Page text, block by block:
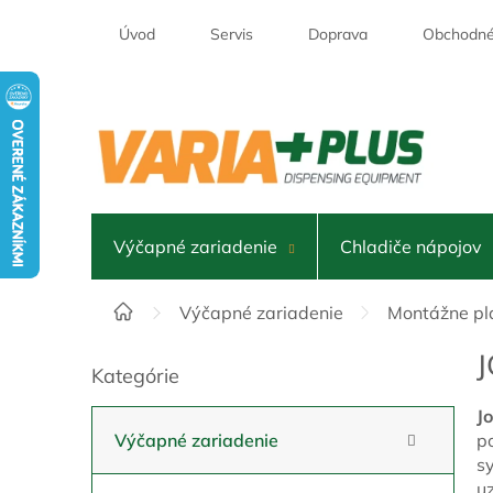
Úvod Servis Doprava
Výčapné zariadenie Chladiče nápojov
DomovVýčapné zariadenie Montážne
o
č
p
Preskočiť
Kategórie
Výčapné zariadenie